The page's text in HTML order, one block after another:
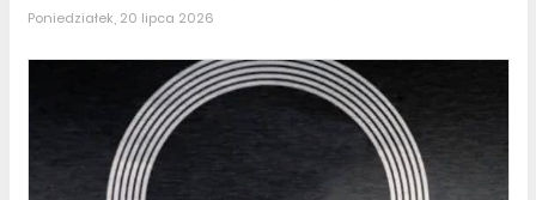
Poniedziałek, 20 lipca 2026